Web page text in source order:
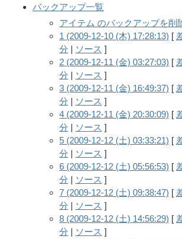
バックアップ一覧
アイテム のバックアップを削
1 (2009-12-10 (木) 17:28:13) [
分 | ソース ]
2 (2009-12-11 (金) 03:27:03) [
分 | ソース ]
3 (2009-12-11 (金) 16:49:37) [
分 | ソース ]
4 (2009-12-11 (金) 20:30:09) [
分 | ソース ]
5 (2009-12-12 (土) 03:33:21) [
分 | ソース ]
6 (2009-12-12 (土) 05:56:53) [
分 | ソース ]
7 (2009-12-12 (土) 09:38:47) [
分 | ソース ]
8 (2009-12-12 (土) 14:56:29) [
分 | ソース ]